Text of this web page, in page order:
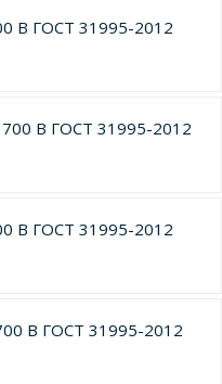
В ГОСТ 31995-2012
В ГОСТ 31995-2012
В ГОСТ 31995-2012
В ГОСТ 31995-2012